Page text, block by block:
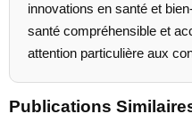
innovations en santé et
santé compréhensible et
attention particulière aux
Publications